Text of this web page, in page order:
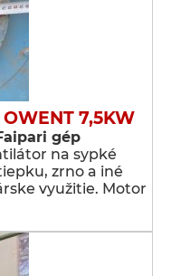
7,5KW
gép
na sypké
zrno a iné
využitie. Motor